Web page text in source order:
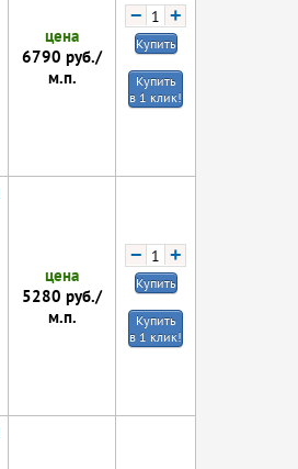
цена
6790 руб./
м.п.
− +
Купить
Купить
в 1 клик!
цена
5280 руб./
м.п.
− +
Купить
Купить
в 1 клик!